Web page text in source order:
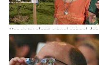
Nenek ini alergi sinyal ponsel dan
wifi